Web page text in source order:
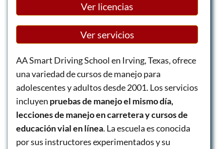
Ver licencias
Ver servicios
AA Smart Driving School en Irving, Texas, ofrece
una variedad de cursos de manejo para
adolescentes y adultos desde 2001. Los servicios
incluyen pruebas de manejo el mismo día,
lecciones de manejo en carretera y cursos de
educación vial en línea. La escuela es conocida
por sus instructores experimentados y su